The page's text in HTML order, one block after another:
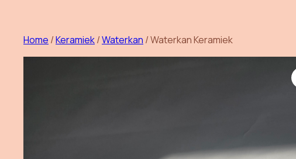
Home /Keramiek/Waterkan / Waterkan Keramiek